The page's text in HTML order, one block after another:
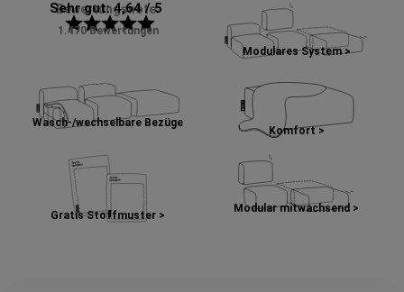
Bewertungsnote:
Sehr gut: 4,64 / 5
starstarstarstarstar
1.470 Bewertungen
Modulares System >
Wasch-/wechselbare Bezüge
Komfort >
Gratis Stoffmuster >
Modular mitwachsend >